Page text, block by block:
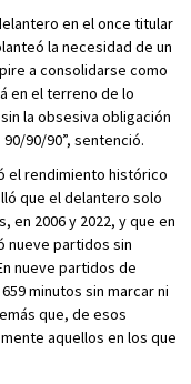
en el once titular
la necesidad de un
a consolidarse como
en el terreno de lo
la obsesiva obligación
90/90”, sentenció.
el rendimiento histórico
que el delantero solo
en 2006 y 2022, y que en
nueve partidos sin
nueve partidos de
minutos sin marcar ni
que, de esos
aquellos en los que